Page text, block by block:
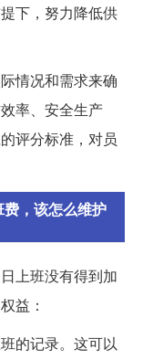
下，努力降低供
情况和需求来确
率、安全生产
评分标准，对员
，该怎么维护
上班没有得到加
益：
的记录。这可以